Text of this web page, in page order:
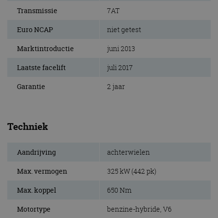
Transmissie 7AT
Euro NCAP niet getest
Marktintroductie juni 2013
Laatste facelift juli 2017
Garantie 2 jaar
Techniek
Aandrijving achterwielen
Max. vermogen 325 kW (442 pk)
Max. koppel 650 Nm
Motortype benzine-hybride, V6